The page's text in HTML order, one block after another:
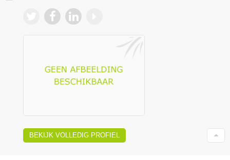
BEKIJK VOLLEDIG PROFIEL